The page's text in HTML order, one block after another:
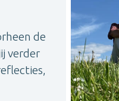
de
verder